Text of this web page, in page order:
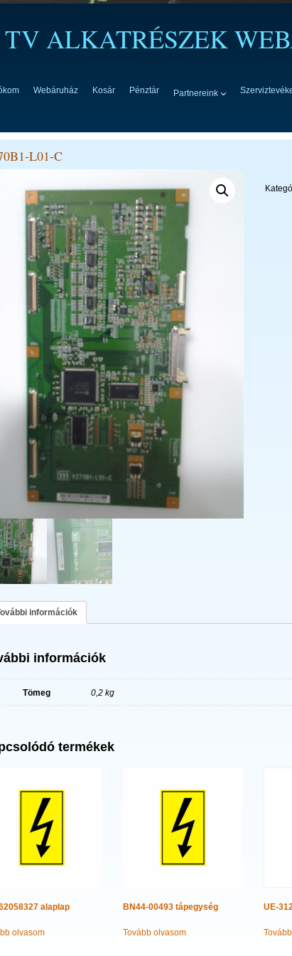
ALKATRÉSZEK
Webáruház Kosár Pénztár Partnereink
L01-C
információk
információk
Tömeg 0,2 kg
termékek
alaplap
olvasom
BN44-00493 tápegység
Tovább olvasom
UE-